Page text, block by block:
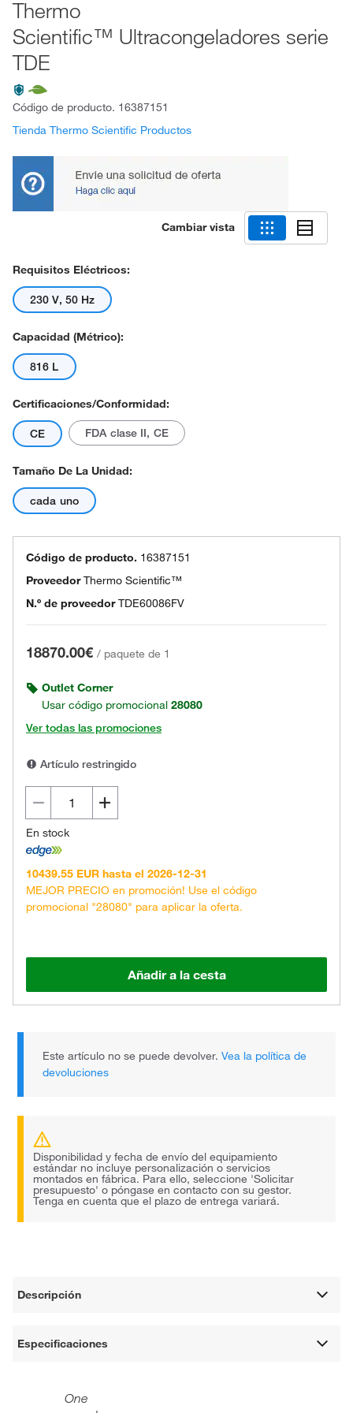
Thermo
Scientific™ Ultracongeladores serie
TDE
Código de producto. 16387151
Tienda Thermo Scientific Productos
Cambiar vista
Requisitos Eléctricos:
230 V, 50 Hz
Capacidad (métrico):
816 L
Certificaciones/conformidad:
CE FDA clase II, CE
Tamaño De La Unidad:
cada uno
Código de producto. 16387151
ProveedorThermo Scientific™
N.º de proveedor TDE60086FV
18870.00€ / paquete de 1
Outlet Corner
Usar código promocional 28080
Ver todas las promociones
Artículo restringido
En stock
10439.55 EUR hasta el 2026-12-31
MEJOR PRECIO en promoción! Use el código
promocional "28080" para aplicar la oferta.
Añadir a la cesta
Este artículo no se puede devolver.Vea la política de
devoluciones
Disponibilidad y fecha de envío del equipamiento
estándar no incluye personalización o servicios
montados en fábrica. Para ello, seleccione 'Solicitar
presupuesto' o póngase en contacto con su gestor.
Tenga en cuenta que el plazo de entrega variará.
Descripción
Especificaciones
One